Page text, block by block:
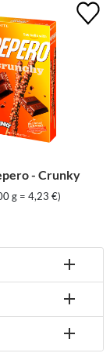
- Crunky
g = 4,23 €)